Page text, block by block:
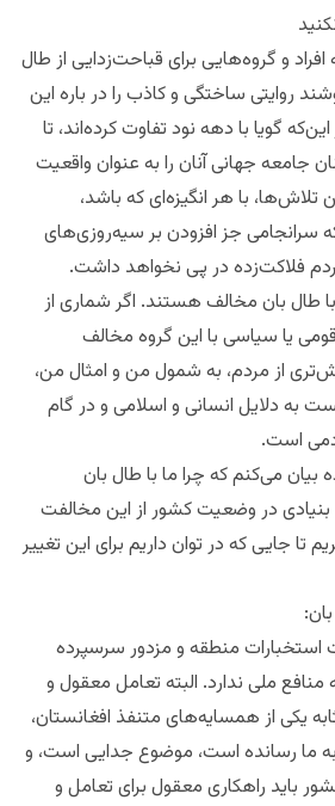
و گروه‌هایی برای قباحت‌زدایی از طال
روایتی ساختگی و کاذب را در باره این
گویا با دهه نود تفاوت کرده‌اند، تا
جامعه جهانی آنان را به عنوان واقعیت
تلاش‌ها، با هر انگیزه‌ای که باشد،
جز افزودن بر سیه‌روزی‌های
فلاکت‌زده در پی نخواهد داشت.
طال بان مخالف هستند. اگر شماری از
یا سیاسی با این گروه مخالف
از مردم، به شمول من و امثال من،
به دلایل انسانی و اسلامی و در گام
است.
می‌کنم که چرا ما با طال بان
بنیادی در وضعیت کشور از این مخالفت
تا جایی که در توان داریم برای این تغییر
استخبارات منطقه و مزدور سرسپرده
ملی ندارد. البته تعامل معقول و
یکی از همسایه‌های متنفذ افغانستان،
ما رسانده است، موضوع جدایی است، و
باید راهکاری معقول برای تعامل و